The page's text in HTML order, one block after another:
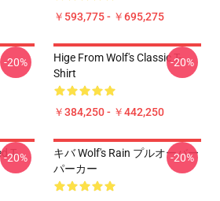
￥593,775 - ￥695,275
-20%
Hige From Wolf's Classic T-
Shirt
￥384,250 - ￥442,250
-20%
T-
-20%
キバ Wolf's Rain プルオーバー
パーカー
-20%